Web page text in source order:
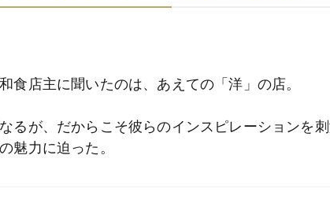
食店主に聞いたのは、あえての「洋」の店。
るが、だからこそ彼らのインスピレーションを
魅力に迫った。